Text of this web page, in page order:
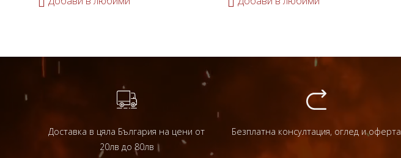
Доставка в цяла България на цени от
20лв до 80лв
Безплатна консултация, оглед и оферта